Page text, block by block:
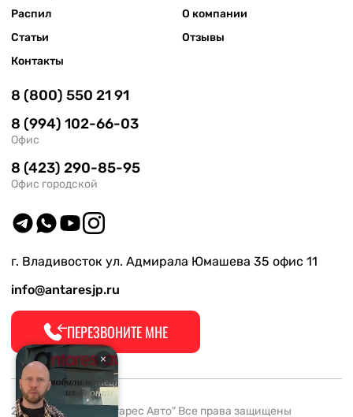
Распил
О компании
Статьи
Отзывы
Контакты
8 (800) 550 21 91
8 (994) 102-66-03
Офис
8 (423) 290-85-95
Офис городской
г. Владивосток ул. Адмирала Юмашева 35 офис 11
info@antaresjp.ru
ПЕРЕЗВОНИТЕ МНЕ
2008-2026 ООО "Антарес Авто" Все права защищены